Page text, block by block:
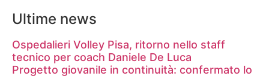
Ultime news
Ospedalieri Volley Pisa, ritorno nello staff
tecnico per coach Daniele De Luca
Progetto giovanile in continuità: confermato lo